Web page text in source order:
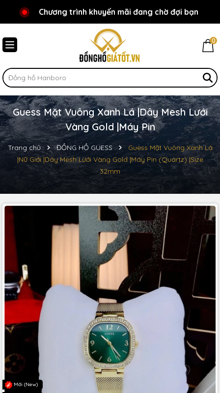
Chào mừng bạn đến với Đồnghồgiátốt.vn!
Chương trình khuyến mãi đang chờ đợi bạn
0
Guess Mặt Vuông Xanh Lá |Dây Mesh Lưới
Vàng Gold |Máy Pin
Trang chủ ĐỒNG HỒ GUESS
Guess Mặt Vuông Xanh Lá
|Nữ Giới |Dây Mesh Lưới Vàng Gold |Máy Pin (Quartz) |Size
32mm
Mới (New)